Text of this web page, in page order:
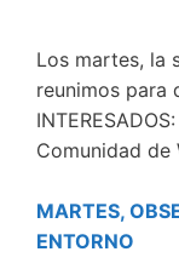
Los martes, la
reunimos para
Comunidad de
MARTES,
ENTORNO